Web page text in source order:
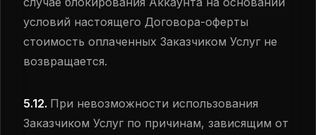
условий настоящего Договора-оферты
стоимость оплаченных Заказчиком Услуг не
возвращается.
5.12. При невозможности использования
Заказчиком Услуг по причинам, зависящим от